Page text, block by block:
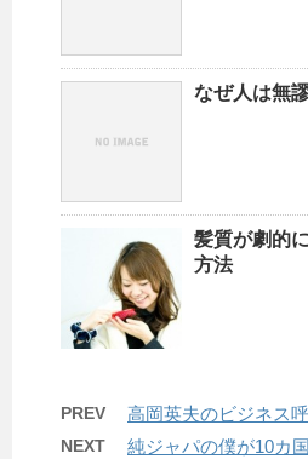
なぜ人は無
髪質が劇的
方法
PREV 高岡英夫のビジネス
NEXT
純ジャパの僕が10カ